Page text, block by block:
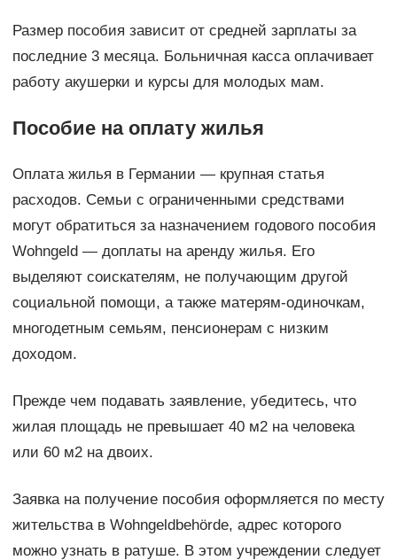
Размер пособия зависит от средней зарплаты за
последние 3 месяца. Больничная касса оплачивает
работу акушерки и курсы для молодых мам.
Пособие на оплату жилья
Оплата жилья в Германии — крупная статья
расходов. Семьи с ограниченными средствами
могут обратиться за назначением годового пособия
Wohngeld — доплаты на аренду жилья. Его
выделяют соискателям, не получающим другой
социальной помощи, а также матерям-одиночкам,
многодетным семьям, пенсионерам с низким
доходом.
Прежде чем подавать заявление, убедитесь, что
жилая площадь не превышает 40 м2 на человека
или 60 м2 на двоих.
Заявка на получение пособия оформляется по месту
жительства в Wohngeldbehörde, адрес которого
можно узнать в ратуше. В этом учреждении следует